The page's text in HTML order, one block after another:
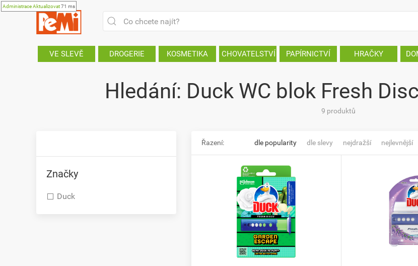
AdministraceAktualizovat71 ms
VE SLEVĚ DROGERIE KOSMETIKA CHOVATELSTVÍ PAPÍRNICTVÍ HRAČKY
Hledání: Duck WC blok Fresh
9 produktů
Značky
Duck
Řazení: dle popularity dle slevy nejdražší nejlevnější